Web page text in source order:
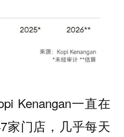
Kenangan一直在
家门店，几乎每天